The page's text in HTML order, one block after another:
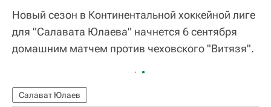
Новый сезон в Континентальной хоккейной лиге
для "Салавата Юлаева" начнется 6 сентября
домашним матчем против чеховского "Витязя".
Салават Юлаев